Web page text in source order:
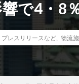
で4・8
プレスリリースなど 物流